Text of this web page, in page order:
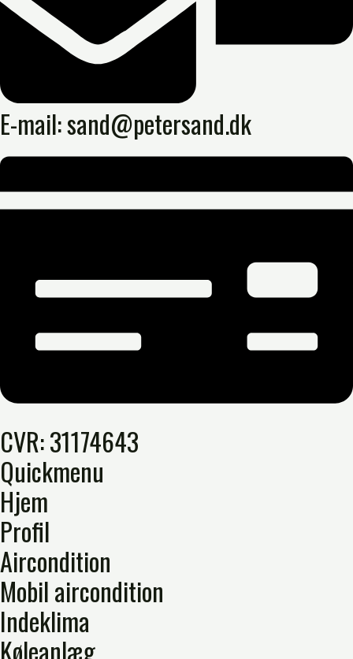
E-mail: sand@petersand.dk
CVR: 31174643
Quickmenu
Hjem
Profil
Aircondition
Mobil aircondition
Indeklima
Køleanlæg